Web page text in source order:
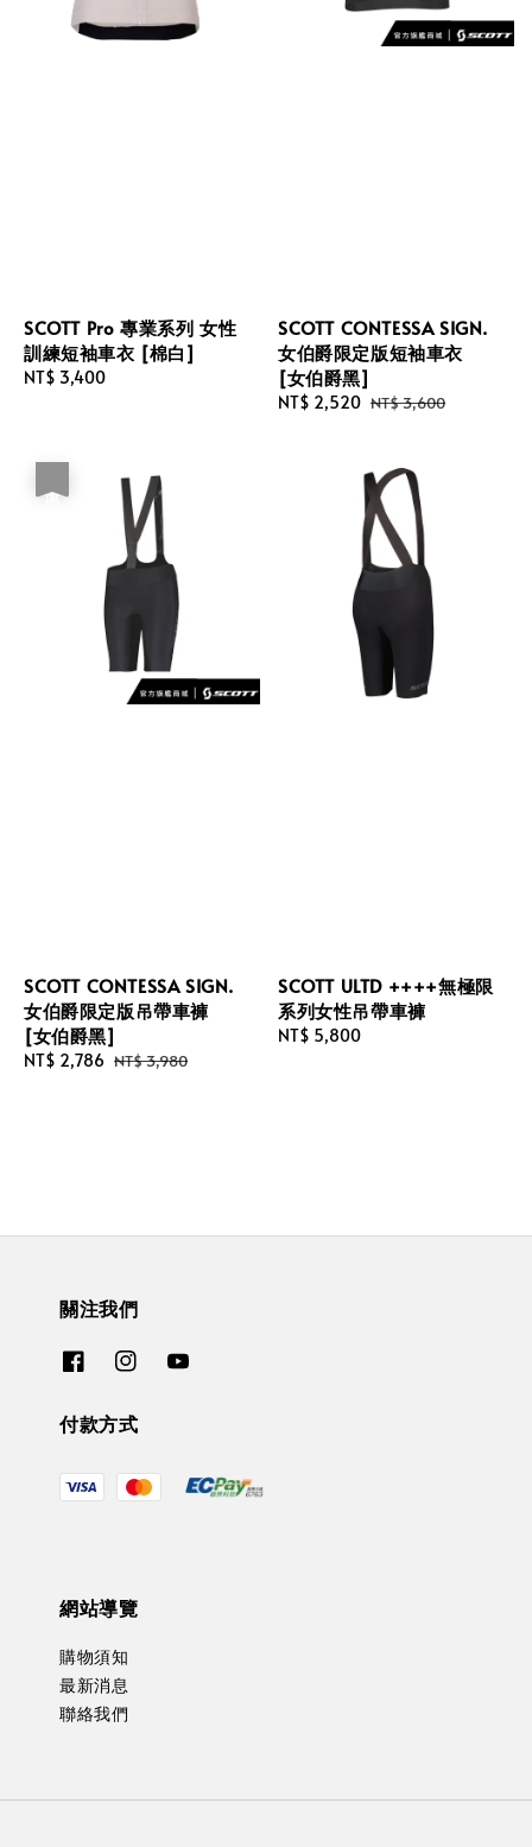
SCOTT Pro 專業系列 女性
訓練短袖車衣 [棉白]
Regular
NT$ 3,400
SCOTT CONTESSA SIGN.
女伯爵限定版短袖車衣
[女伯爵黑]
Sale
NT$ 2,520 Regular
NT$ 3,600
SCOTT CONTESSA SIGN.
女伯爵限定版吊帶車褲
[女伯爵黑]
Sale
NT$ 2,786 Regular
NT$ 3,980
SCOTT ULTD ++++無極限
系列女性吊帶車褲
Regular
NT$ 5,800
關注我們
付款方式
網站導覽
購物須知
最新消息
聯絡我們